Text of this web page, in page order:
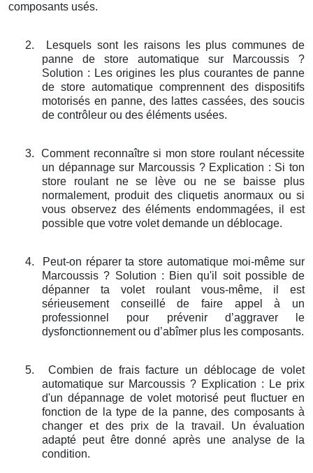
composants usés.
2.
Lesquels sont les raisons les plus communes de
panne de store automatique sur Marcoussis ?
Solution : Les origines les plus courantes de panne
de store automatique comprennent des dispositifs
motorisés en panne, des lattes cassées, des soucis
de contrôleur ou des éléments usées.
3.
Comment reconnaître si mon store roulant nécessite
un dépannage sur Marcoussis ? Explication : Si ton
store roulant ne se lève ou ne se baisse plus
normalement, produit des cliquetis anormaux ou si
vous observez des éléments endommagées, il est
possible que votre volet demande un déblocage.
4.
Peut-on réparer ta store automatique moi-même sur
Marcoussis ? Solution : Bien qu'il soit possible de
dépanner ta volet roulant vous-même, il est
sérieusement conseillé de faire appel à un
professionnel pour prévenir d’aggraver le
dysfonctionnement ou d’abîmer plus les composants.
5.
Combien de frais facture un déblocage de volet
automatique sur Marcoussis ? Explication : Le prix
d'un dépannage de volet motorisé peut fluctuer en
fonction de la type de la panne, des composants à
changer et des prix de la travail. Un évaluation
adapté peut être donné après une analyse de la
condition.